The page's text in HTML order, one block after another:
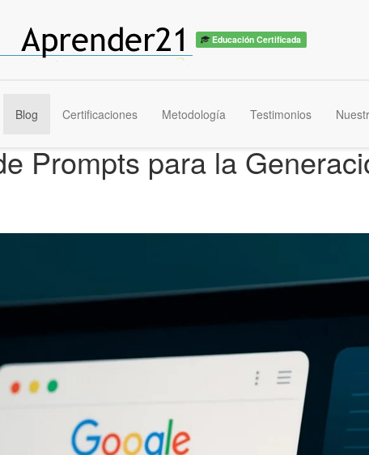
Educación Certificada
Blog Certificaciones Metodología Testimonios
Prompts para la